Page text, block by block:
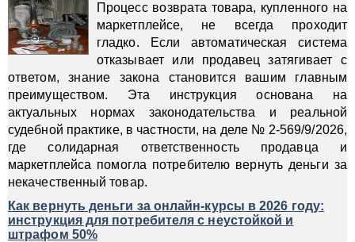
Процесс возврата товара, купленного на
маркетплейсе, не всегда проходит
гладко. Если автоматическая система
отказывает или продавец затягивает с
ответом, знание закона становится вашим главным
преимуществом. Эта инструкция основана на
актуальных нормах законодательства и реальной
судебной практике, в частности, на деле № 2-569/9/2026,
где солидарная ответственность продавца и
маркетплейса помогла потребителю вернуть деньги за
некачественный товар.
Как вернуть деньги за онлайн-курсы в 2026 году:
инструкция для потребителя с неустойкой и
штрафом 50%